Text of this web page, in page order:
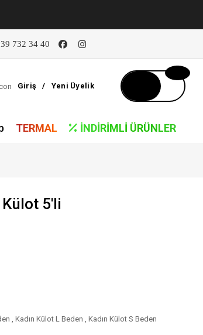
732 34 40
Giriş / Yeni Üyelik
TERMAL İNDIRIMLI ÜRÜNLER
5'li
,Kadın Külot L Beden ,Kadın Külot S Beden